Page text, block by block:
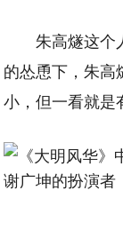
朱高燧这个
的怂恿下，朱高
小，但一看就是